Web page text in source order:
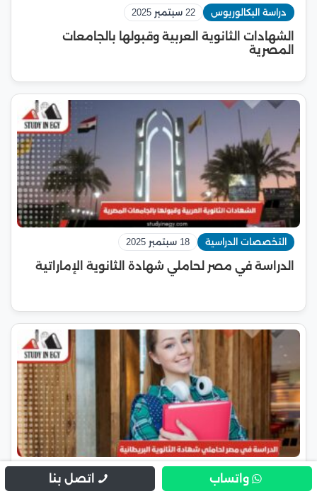
دراسة البكالوريوس 22 سبتمبر 2025
الشهادات الثانوية العربية وقبولها بالجامعات
المصرية
التخصصات الدراسية 18 سبتمبر 2025
الدراسة في مصر لحاملي شهادة الثانوية الإماراتية
التخصصات الدراسية
واتساب اتصل بنا